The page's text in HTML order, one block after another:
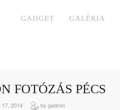
GADGET GALÉRIA
FOTÓZÁS PÉCS
17, 2014 by gadmin